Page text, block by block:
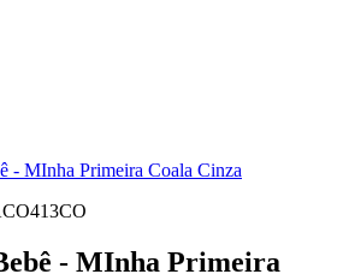
- MInha Primeira Coala Cinza
- MInha Primeira